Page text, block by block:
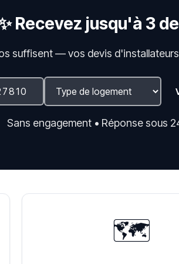
Recevez jusqu'à 3
suffisent — vos devis
Sans engagement • Réponse sous
🗺️